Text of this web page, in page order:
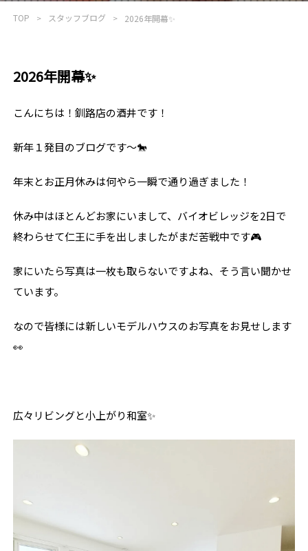
TOP スタッフブログ 2026年開幕✨
2026年開幕✨
こんにちは！釧路店の酒井です！
新年１発目のブログです～🐎
年末とお正月休みは何やら一瞬で通り過ぎました！
休み中はほとんどお家にいまして、バイオビレッジを2日で
終わらせて仁王に手を出しましたがまだ苦戦中です🎮
家にいたら写真は一枚も取らないですよね、そう言い聞かせ
ています。
なので皆様には新しいモデルハウスのお写真をお見せします
👀
広々リビングと小上がり和室✨